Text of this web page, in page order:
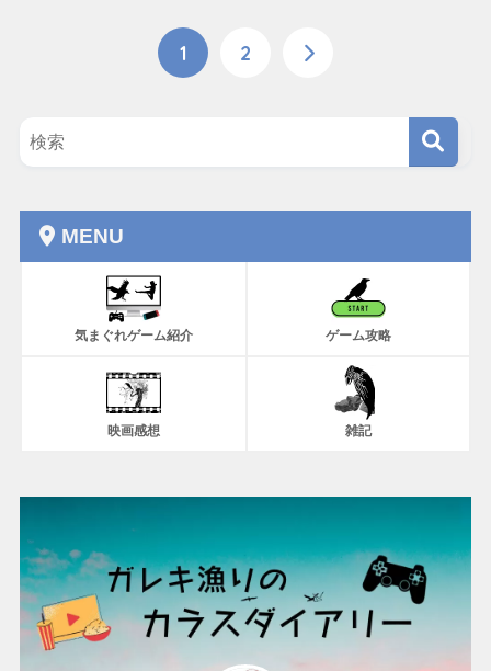
1 2
MENU
気まぐれゲーム紹介 ゲーム攻略
映画感想 雑記